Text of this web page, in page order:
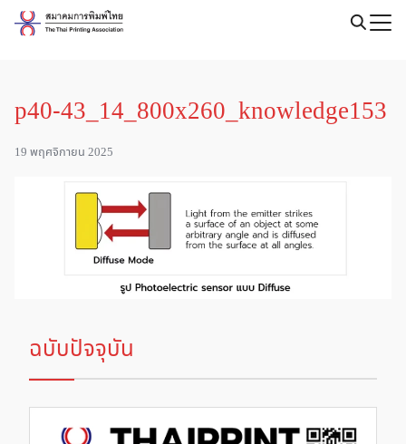
Skip
p40-43_14_800x260_knowledge153
19 พฤศจิกายน 2025
ฉบับปัจจุบัน